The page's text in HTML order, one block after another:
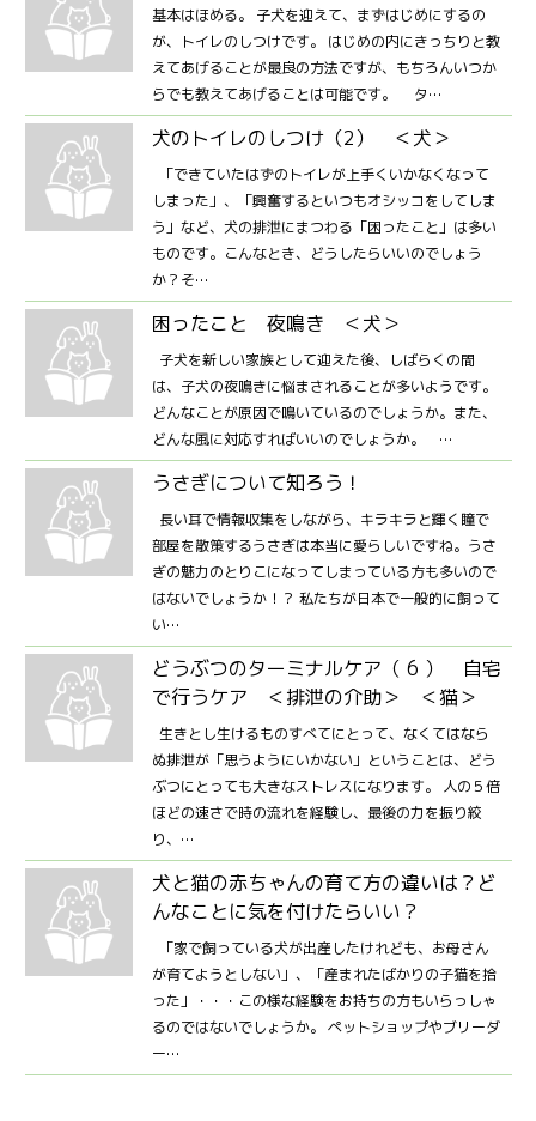
基本はほめる。 子犬を迎えて、まずはじめにするの
が、トイレのしつけです。 はじめの内にきっちりと教
えてあげることが最良の方法ですが、もちろんいつか
らでも教えてあげることは可能です。 タ…
犬のトイレのしつけ（2） ＜犬＞
「できていたはずのトイレが上手くいかなくなって
しまった」、「興奮するといつもオシッコをしてしま
う」など、犬の排泄にまつわる「困ったこと」は多い
ものです。こんなとき、どうしたらいいのでしょう
か？そ…
困ったこと 夜鳴き ＜犬＞
子犬を新しい家族として迎えた後、しばらくの間
は、子犬の夜鳴きに悩まされることが多いようです。
どんなことが原因で鳴いているのでしょうか。また、
どんな風に対応すればいいのでしょうか。 …
うさぎについて知ろう！
長い耳で情報収集をしながら、キラキラと輝く瞳で
部屋を散策するうさぎは本当に愛らしいですね。うさ
ぎの魅力のとりこになってしまっている方も多いので
はないでしょうか！？ 私たちが日本で一般的に飼って
い…
どうぶつのターミナルケア（ 6 ） 自宅
で行うケア ＜排泄の介助＞ ＜猫＞
生きとし生けるものすべてにとって、なくてはなら
ぬ排泄が「思うようにいかない」ということは、どう
ぶつにとっても大きなストレスになります。 人の５倍
ほどの速さで時の流れを経験し、最後の力を振り絞
り、…
犬と猫の赤ちゃんの育て方の違いは？ど
んなことに気を付けたらいい？
「家で飼っている犬が出産したけれども、お母さん
が育てようとしない」、「産まれたばかりの子猫を拾
った」・・・この様な経験をお持ちの方もいらっしゃ
るのではないでしょうか。 ペットショップやブリーダ
ー…